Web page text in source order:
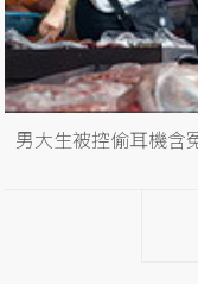
男大生被控偷耳機含